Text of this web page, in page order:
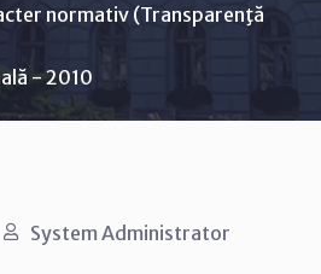
normativ (Transparenţă
- 2010
System Administrator